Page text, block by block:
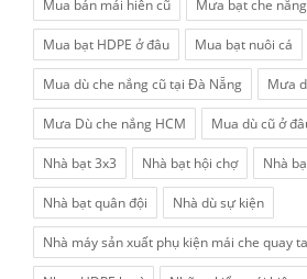
Mua bán mái hiên cũ Mưa bạt che nắng
Mua bạt HDPE ở đâu Mua bạt nuôi cá
Mua dù che nắng cũ tại Đà Nẵng Mưa
Mưa Dù che nắng HCM Mua dù cũ ở
Nhà bạt 3x3 Nhà bạt hội chợ Nhà
Nhà bạt quân đội Nhà dù sự kiện
Nhà máy sản xuất phụ kiện mái che quay